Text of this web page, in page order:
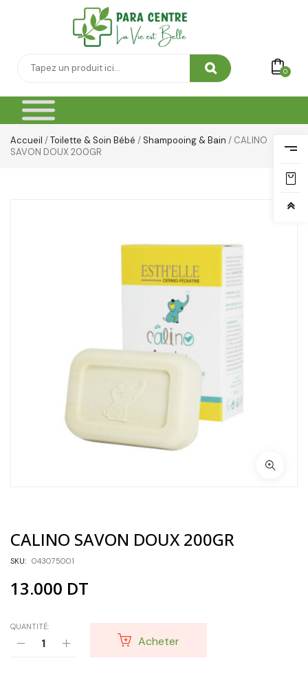
0
Accueil /Toilette & Soin Bébé /Shampooing & Bain / CALINO
SAVON DOUX 200GR
CALINO SAVON DOUX 200GR
SKU: 043075001
13.000 DT
QUANTITÉ:
Acheter